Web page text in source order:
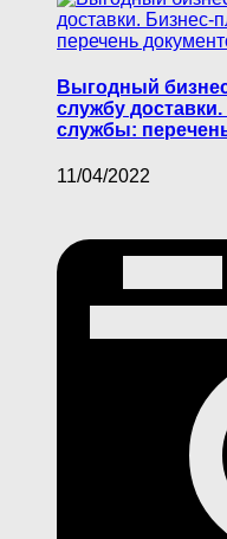
Выгодный
службу
службы:
11/04/2022